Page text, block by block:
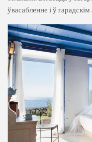
ўвасабленне і ў гарадскім